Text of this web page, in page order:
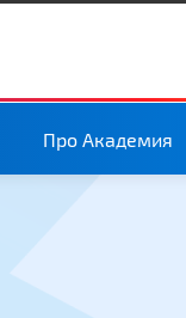
Про Академия